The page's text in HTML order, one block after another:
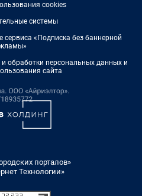
cookies
системы
сервиса «Подписка без баннерной
обработки персональных данных и
сайта
порталов»
Технологии»